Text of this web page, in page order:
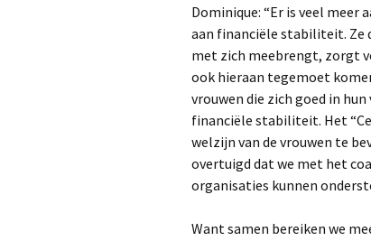
Dominique: “Er is veel meer
aan financiële stabiliteit. Ze
met zich meebrengt, zorgt
ook hieraan tegemoet
vrouwen die zich goed in
financiële stabiliteit. Het
welzijn van de vrouwen te
overtuigd dat we met het
organisaties kunnen
Want samen bereiken we